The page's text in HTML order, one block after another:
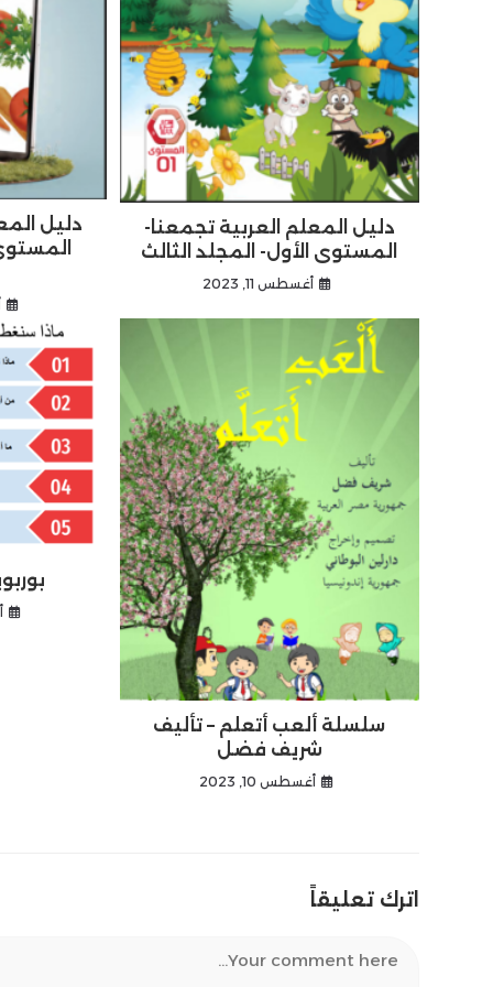
دليل
دليل المعلم العربية تجمعنا-
المستوى الأول- المجلد الثالث
أغسطس 11, 2023
سلسلة ألعب أتعلم – تأليف
شريف فضل
أغسطس 10, 2023
اترك تعليقاً